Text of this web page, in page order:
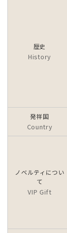
歴史
History
発祥国
Country
ノベルティについ
て
VIP Gift